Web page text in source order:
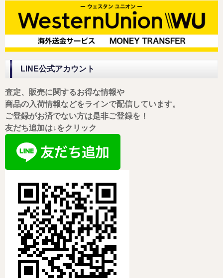
LINE公式アカウント
査定、販売に関するお得な情報や
商品の入荷情報などをラインで配信しています。
ご登録がお済でない方は是非ご登録を！
友だち追加は↓をクリック